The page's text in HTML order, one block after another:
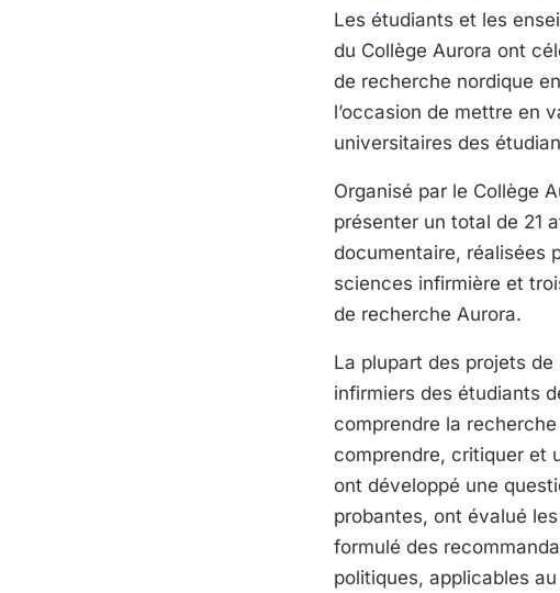
Les étudiants et les
du Collège Aurora ont
de recherche nordique
l’occasion de mettre en
universitaires des
Organisé par le Collège
présenter un total de 21
documentaire, réalisées
sciences infirmière et
de recherche Aurora.
La plupart des projets
infirmiers des étudiants
comprendre la
comprendre, critiquer et
ont développé une
probantes, ont évalué
formulé des
politiques, applicables